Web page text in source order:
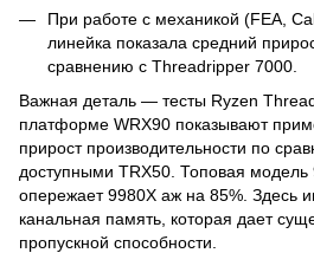
При работе с механикой (FEA,
линейка показала средний
сравнению с Threadripper 7000.
Важная деталь — тесты Ryzen
платформе WRX90 показывают
прирост производительности по
доступными TRX50. Топовая
опережает 9980X аж на 85%. Здесь
канальная память, которая дает
пропускной способности.